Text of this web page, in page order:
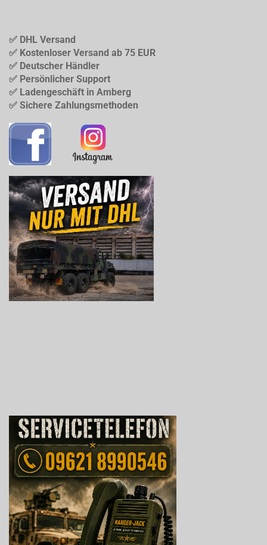
✅ DHL Versand
✅ Kostenloser Versand ab 75 EUR
✅ Deutscher Händler
✅ Persönlicher Support
✅ Ladengeschäft in Amberg
✅ Sichere Zahlungsmethoden